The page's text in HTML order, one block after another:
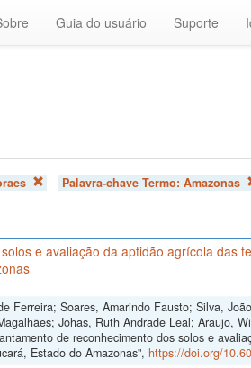
Guia do usuário Suporte
Palavra-chave Termo: Amazonas
e avaliação da aptidão agrícola das
Ferreira; Soares, Amarindo Fausto; Silva,
Johas, Ruth Andrade Leal; Araujo,
de reconhecimento dos solos e
Estado do Amazonas", https://doi.org/